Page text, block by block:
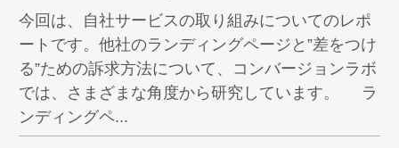
今回は、自社サービスの取り組みについてのレポ
ートです。他社のランディングページと”差をつけ
る”ための訴求方法について、コンバージョンラボ
では、さまざまな角度から研究しています。 ラ
ンディングペ...